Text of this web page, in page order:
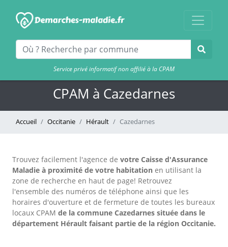
Service privé informatif non affilié à la CPAM
CPAM à Cazedarnes
Accueil Occitanie Hérault Cazedarnes
Trouvez facilement l'agence de votre Caisse d'Assurance
Maladie à proximité de votre habitation en utilisant la
zone de recherche en haut de page! Retrouvez
l'ensemble des numéros de téléphone ainsi que les
horaires d'ouverture et de fermeture de toutes les bureaux
locaux CPAM de la commune Cazedarnes située dans le
département Hérault faisant partie de la région Occitanie.